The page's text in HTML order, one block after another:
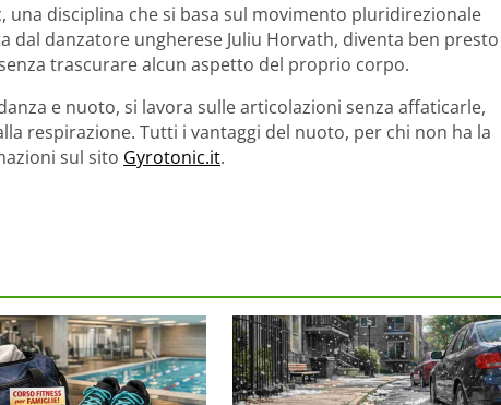
disciplina che si basa sul movimento pluridirezionale
danzatore ungherese Juliu Horvath, diventa ben presto
trascurare alcun aspetto del proprio corpo.
e nuoto, si lavora sulle articolazioni senza affaticarle,
respirazione. Tutti i vantaggi del nuoto, per chi non ha la
sul sito Gyrotonic.it.